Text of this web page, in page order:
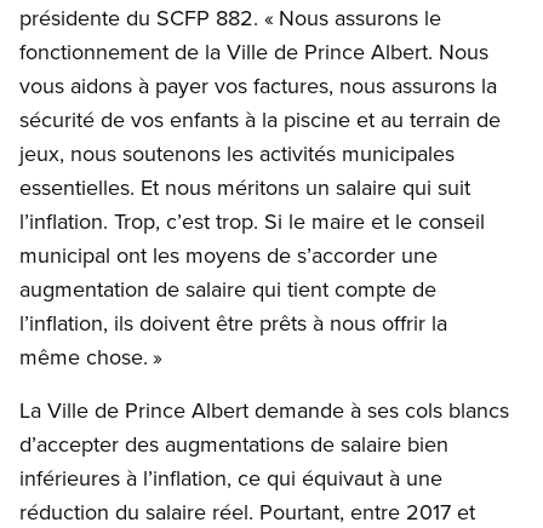
présidente du SCFP 882. « Nous assurons le
fonctionnement de la Ville de Prince Albert. Nous
vous aidons à payer vos factures, nous assurons la
sécurité de vos enfants à la piscine et au terrain de
jeux, nous soutenons les activités municipales
essentielles. Et nous méritons un salaire qui suit
l’inflation. Trop, c’est trop. Si le maire et le conseil
municipal ont les moyens de s’accorder une
augmentation de salaire qui tient compte de
l’inflation, ils doivent être prêts à nous offrir la
même chose. »
La Ville de Prince Albert demande à ses cols blancs
d’accepter des augmentations de salaire bien
inférieures à l’inflation, ce qui équivaut à une
réduction du salaire réel. Pourtant, entre 2017 et